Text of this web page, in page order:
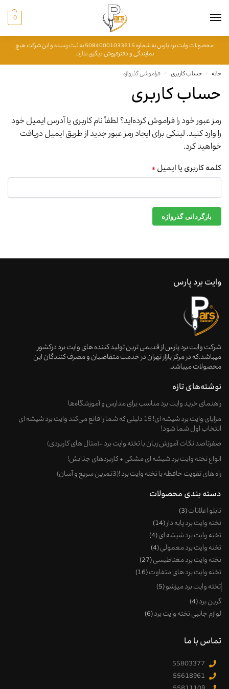
0
محصولات وایت برد پارس به شماره 50840001033615 به ثبت رسیده و این شرکت هیچ
نمایندگی و دفترفروش دیگری ندارد.
خانه / حساب کاربری / فراموشی گذرواژه
حساب کاربری
رمز عبور خود را فراموش کرده‌اید؟ لطفاً نام کاربری یا آدرس ایمیل خود
را وارد کنید. لینکی برای ایجاد رمز عبور جدید از طریق ایمیل دریافت
خواهید کرد.
کلمه کاربری یا ایمیل*
بازگردانی گذرواژه
وایت برد پارس
شرکت وایت برد پارس از قدیمی ترین تولید کننده های وایت برد درکشور
میباشد.که در مرکز بازار تهران در خدمت متقاضیان و مصرف کنندگان این
محصولات میباشد.
نوشته‌های تازه
راهنمای خرید وایت‌ برد مناسب برای مدارس و آموزشگاه‌ها
مزایای وایت برد شیشه ای! 15 دلیلی که شما را قانع می‌کند وایت برد شیشه ای
انتخاب اول شما شود!
صفرتاصد نکات آموزش زبان با تخته وایت برد +(مثال های کاربردی)
انواع تخته وایت برد شیشه ای مشکی + کاربردهای جذابش!
راه های تقویت حافظه با تخته وایت برد !(3تمرین سریع و آسان)
دسته بندی محصولات
تابلو اعلانات 3
تخته وایت برد پایه دار 14
تخته وایت برد شیشه ای 4
تخته وایت برد معمولی 4
تخته وایت برد مغناطیسی 27
تخته وایت برد های متفاوت 16
تخته وایت برد میزشو 5
گرین برد 4
لوازم جانبی تخته وایت برد 6
تماس با ما
55803377
55618961